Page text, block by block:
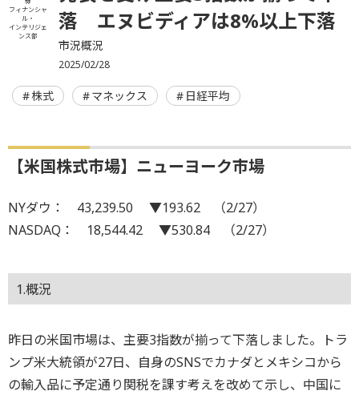
フィナンシャ
ル・
インテリジェ
ンス部
落 エヌビディアは8%以上下落
市況概況
2025/02/28
株式 マネックス 日経平均
【米国株式市場】ニューヨーク市場
NYダウ： 43,239.50 ▼193.62 （2/27）
NASDAQ： 18,544.42 ▼530.84 （2/27）
1.概況
昨日の米国市場は、主要3指数が揃って下落しました。トラ
ンプ米大統領が27日、自身のSNSでカナダとメキシコから
の輸入品に予定通り関税を課す考えを改めて示し、中国に